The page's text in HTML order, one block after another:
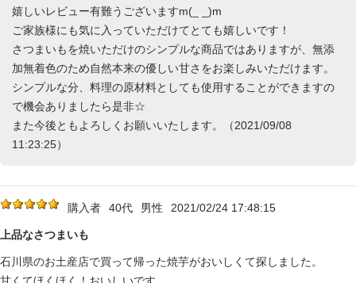
嬉しいレビュー有難うございますm(_ _)m
ご家族様にも気に入っていただけてとても嬉しいです！
さつまいもを焼いただけのシンプルな商品ではありますが、無添
加無着色のため自然本来の優しい甘さをお楽しみいただけます。
シンプルな分、料理の原材料としても使用することができますの
で機会ありましたら是非☆
また今後ともよろしくお願いいたします。（2021/09/08
11:23:25）
購入者 40代 男性 2021/02/24 17:48:15
上品なさつまいも
石川県のお土産店で買って帰った焼芋がおいしくて探しました。